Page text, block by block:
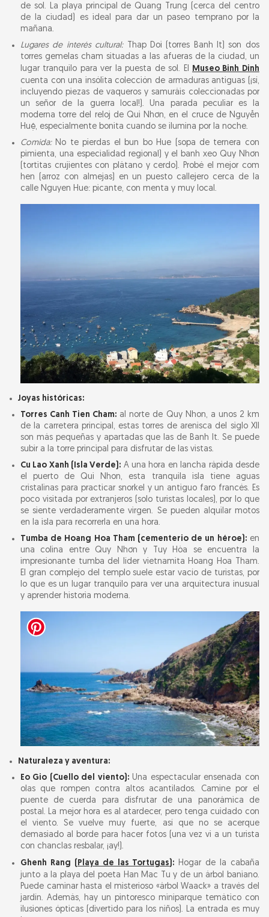
de sol. La playa principal de Quang Trung (cerca del centro
de la ciudad) es ideal para dar un paseo temprano por la
mañana.
Lugares de interés cultural:Thap Doi (torres Banh It) son dos
torres gemelas cham situadas a las afueras de la ciudad, un
lugar tranquilo para ver la puesta de sol. El
Museo Binh Dinh
cuenta con una insólita colección de armaduras antiguas (¡sí,
incluyendo piezas de vaqueros y samuráis coleccionadas por
un señor de la guerra local!). Una parada peculiar es la
moderna torre del reloj de Qui Nhơn, en el cruce de Nguyễn
Huệ, especialmente bonita cuando se ilumina por la noche.
Comida:No te pierdas el bun bo Hue (sopa de ternera con
pimienta, una especialidad regional) y el banh xeo Quy Nhơn
(tortitas crujientes con plátano y cerdo). Probé el mejor com
hen (arroz con almejas) en un puesto callejero cerca de la
calle Nguyen Hue: picante, con menta y muy local.
Joyas históricas:
Torres Canh Tien Cham: al norte de Quy Nhon, a unos 2 km
de la carretera principal, estas torres de arenisca del siglo XII
son más pequeñas y apartadas que las de Banh It. Se puede
subir a la torre principal para disfrutar de las vistas.
Cu Lao Xanh (Isla Verde): A una hora en lancha rápida desde
el puerto de Qui Nhon, esta tranquila isla tiene aguas
cristalinas para practicar snorkel y un antiguo faro francés. Es
poco visitada por extranjeros (solo turistas locales), por lo que
se siente verdaderamente virgen. Se pueden alquilar motos
en la isla para recorrerla en una hora.
Tumba de Hoang Hoa Tham (cementerio de un héroe):en
una colina entre Quy Nhơn y Tuy Hòa se encuentra la
impresionante tumba del líder vietnamita Hoang Hoa Tham.
El gran complejo del templo suele estar vacío de turistas, por
lo que es un lugar tranquilo para ver una arquitectura inusual
y aprender historia moderna.
Naturaleza y aventura:
Eo Gio (Cuello del viento):Una espectacular ensenada con
olas que rompen contra altos acantilados. Camine por el
puente de cuerda para disfrutar de una panorámica de
postal. La mejor hora es al atardecer, pero tenga cuidado con
el viento. Se vuelve muy fuerte, así que no se acerque
demasiado al borde para hacer fotos (una vez vi a un turista
con chanclas resbalar, ¡ay!).
Ghenh Rang (
Playa de las Tortugas ): Hogar de la cabaña
junto a la playa del poeta Han Mac Tu y de un árbol baniano.
Puede caminar hasta el misterioso «árbol Waack» a través del
jardín. Además, hay un pintoresco miniparque temático con
ilusiones ópticas (divertido para los niños). La entrada es muy